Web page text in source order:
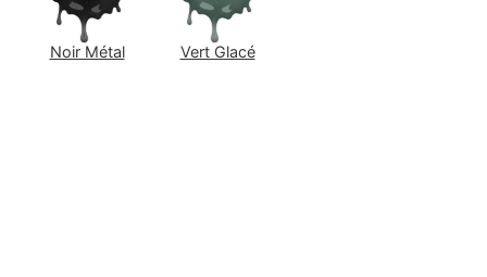
Noir Métal Vert Glacé